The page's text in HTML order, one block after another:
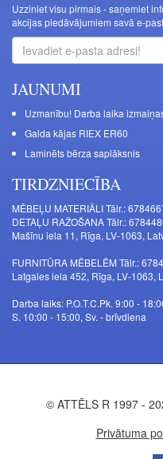
Uzziniet visu pirmais - saņemiet
akcijas piedāvājumiem savā e-
JAUNUMI
Uzmanību! Darba laika
Galda kājas RIEX ER60
Laminēts bērza saplāksnis
TIRDZNIECĪBA
MĒBEĻU MATERIĀLI Tālr.:
DETAĻU RAŽOŠANA Tālr.:
Mašīnu iela 11, Rīga, LV-1063,
FURNITŪRA MĒBELĒM Tālr.:
Latgales iela 452, Rīga, LV-1063,
Darba laiks: P.O.T.C.Pk. 9:00 -
S. 10:00 - 15:00, Sv. - brīvdiena
© ATTĒLS R 1997 -
Privātuma